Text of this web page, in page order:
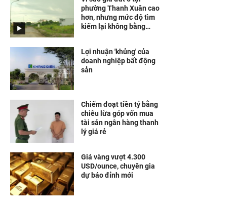
phường Thanh Xuân cao
hơn, nhưng mức độ tìm
kiếm lại không bằng
Lợi nhuận 'khủng' của
doanh nghiệp bất động
sản
Chiếm đoạt tiền tỷ bằng
chiêu lừa góp vốn mua
tài sản ngân hàng thanh
lý giá rẻ
Giá vàng vượt 4.300
USD/ounce, chuyên gia
dự báo đỉnh mới